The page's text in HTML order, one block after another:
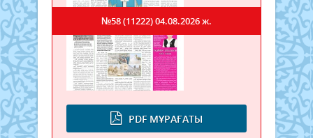
PDF МҰРАҒАТЫ
№58 (11222)04.08.2026 ж.